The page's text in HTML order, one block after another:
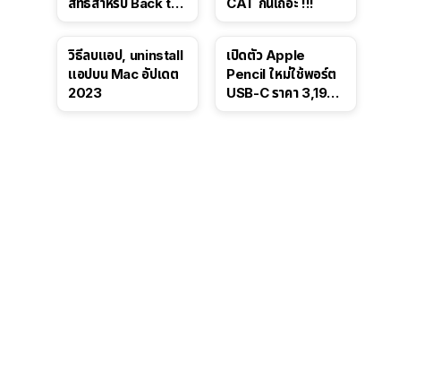
วิธีลบแอป, uninstall
แอปบน Mac อัปเดต
2023
เปิดตัว Apple
Pencil ใหม่ใช้พอร์ต
USB-C ราคา 3,190